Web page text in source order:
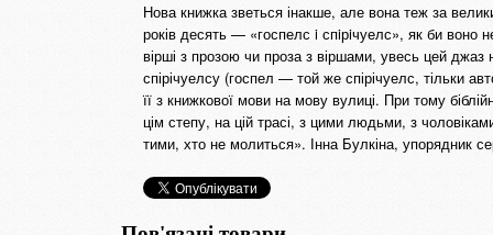
Нова книжка зветься інакше, але вона теж за
років десять — «госпелс i спiрiчуелс», як би воно
вірші з прозою чи проза з віршами, увесь цей джаз
спірічуелсу (госпел — той же спірічуелс, тільки
її з книжкової мови на мову вулиці. При тому
цім степу, на цій трасі, з цими людьми, з
тими, хто не молиться». Інна Булкіна, упорядник